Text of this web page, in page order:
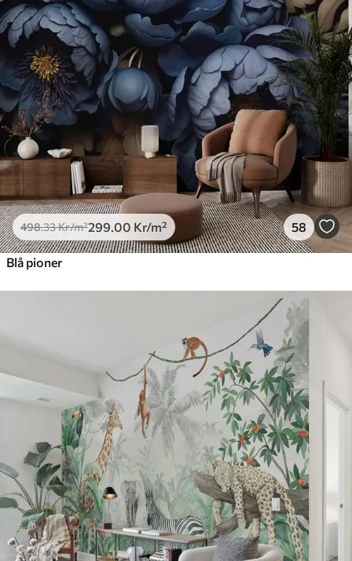
498.33Kr/m²299 .00 Kr/m² 58
Blå pioner